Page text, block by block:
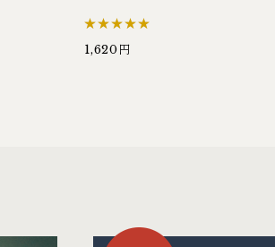
1,620円